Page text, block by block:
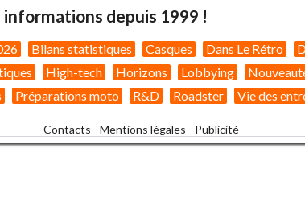
depuis 1999 !
Bilans statistiques Casques Dans Le Rétro
High-tech Horizons Lobbying
Préparations moto R&D Roadster Vie des
Contacts - Mentions légales - Publicité